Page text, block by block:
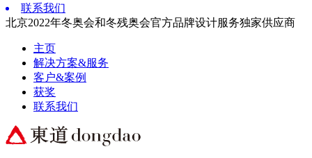
联系我们
北京2022年冬奥会和冬残奥会官方品牌设计服务独家供应商
主页
解决方案&服务
客户&案例
获奖
联系我们